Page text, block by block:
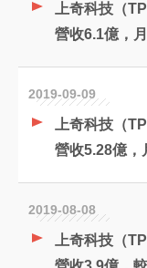
上奇科技（
營收6.1億，
2019-09-09
上奇科技（
營收5.28億，
2019-08-08
上奇科技（